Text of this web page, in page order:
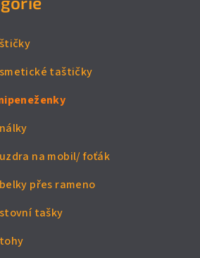
taštičky
na mobil/ foťák
přes rameno
tašky